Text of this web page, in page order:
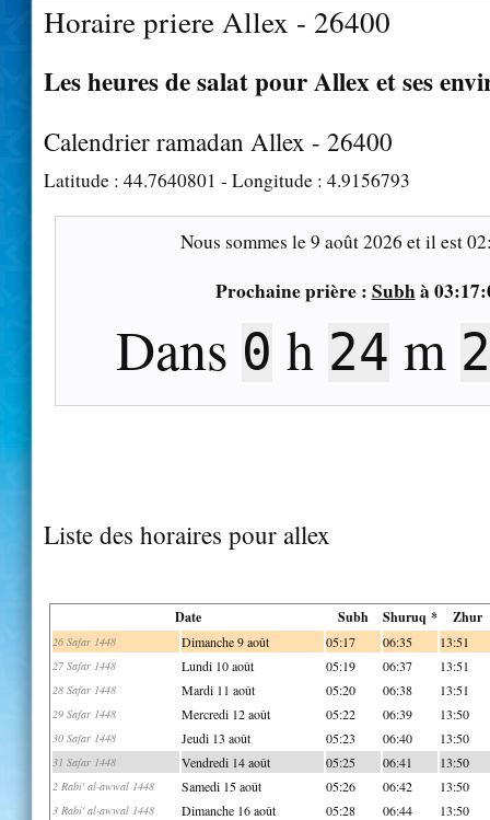
Horaire priere Allex - 26400
Les heures de salat pour Allex et ses
Calendrier ramadan Allex - 26400
Latitude : 44.7640801 - Longitude : 4.9156793
Nous sommes le9 août 2026 et il est
Prochaine prière : Subhà
Dans 0 h 24 m
Liste des horaires pour allex
Date Subh Shuruq * Zhur
26 Safar 1448 Dimanche 9 août 05:17 06:35 13:51
27 Safar 1448 Lundi 10 août 05:19 06:37 13:51
28 Safar 1448 Mardi 11 août 05:20 06:38 13:51
29 Safar 1448 Mercredi 12 août 05:22 06:39 13:50
30 Safar 1448 Jeudi 13 août 05:23 06:40 13:50
31 Safar 1448 Vendredi 14 août 05:25 06:41 13:50
2 Rabi' al-awwal 1448 Samedi 15 août 05:26 06:42 13:50
3 Rabi' al-awwal 1448 Dimanche 16 août 05:28 06:44 13:50